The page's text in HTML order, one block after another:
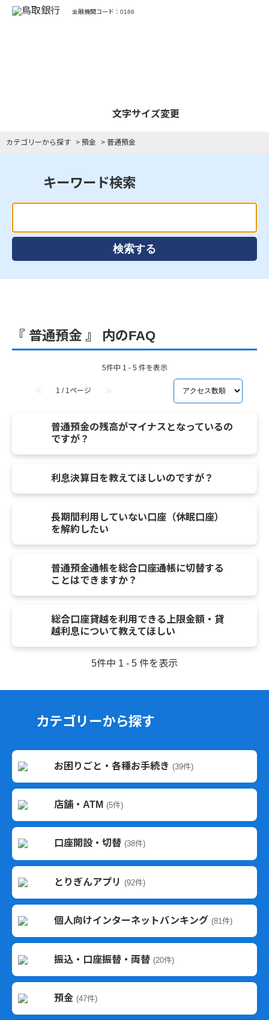
金融機関コード：0166
文字サイズ変更
カテゴリーから探す > 預金 > 普通預金
キーワード検索
『 普通預金 』 内のFAQ
5件中 1 - 5 件を表示
≪ 1 / 1ページ ≫
普通預金の残高がマイナスとなっているの
ですが？
利息決算日を教えてほしいのですが？
長期間利用していない口座（休眠口座）
を解約したい
普通預金通帳を総合口座通帳に切替する
ことはできますか？
総合口座貸越を利用できる上限金額・貸
越利息について教えてほしい
5件中 1 - 5 件を表示
カテゴリーから探す
お困りごと・各種お手続き (39件)
店舗・ATM (5件)
口座開設・切替 (38件)
とりぎんアプリ (92件)
個人向けインターネットバンキング (81件)
振込・口座振替・両替 (20件)
預金 (47件)